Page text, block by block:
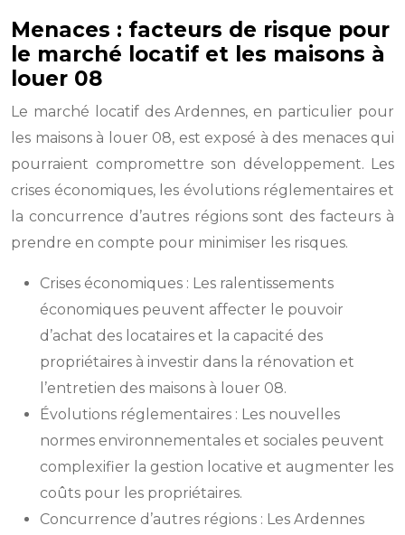
Menaces : facteurs de risque pour
le marché locatif et les maisons à
louer 08
Le marché locatif des Ardennes, en particulier pour
les maisons à louer 08, est exposé à des menaces qui
pourraient compromettre son développement. Les
crises économiques, les évolutions réglementaires et
la concurrence d’autres régions sont des facteurs à
prendre en compte pour minimiser les risques.
Crises économiques : Les ralentissements
économiques peuvent affecter le pouvoir
d’achat des locataires et la capacité des
propriétaires à investir dans la rénovation et
l’entretien des maisons à louer 08.
Évolutions réglementaires : Les nouvelles
normes environnementales et sociales peuvent
complexifier la gestion locative et augmenter les
coûts pour les propriétaires.
Concurrence d’autres régions : Les Ardennes